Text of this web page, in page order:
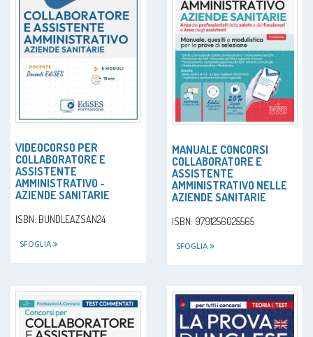
VIDEOCORSO PER
COLLABORATORE E
ASSISTENTE
AMMINISTRATIVO -
AZIENDE SANITARIE
ISBN: BUNDLEAZSAN24
SFOGLIA
MANUALE CONCORSI
COLLABORATORE E
ASSISTENTE
AMMINISTRATIVO NELLE
AZIENDE SANITARIE
ISBN: 9791256025565
SFOGLIA